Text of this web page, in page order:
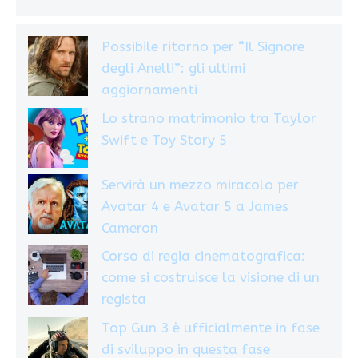
Possibile ritorno per “Il Signore
degli Anelli”: gli ultimi
aggiornamenti
Lo strano matrimonio tra Taylor
Swift e Toy Story 5
Servirà un mezzo miracolo per
Avatar 4 e Avatar 5 a James
Cameron
Corso di regia cinematografica:
come si costruisce la visione di un
regista
Top Gun 3 è ufficialmente in fase
di sviluppo in questa fase